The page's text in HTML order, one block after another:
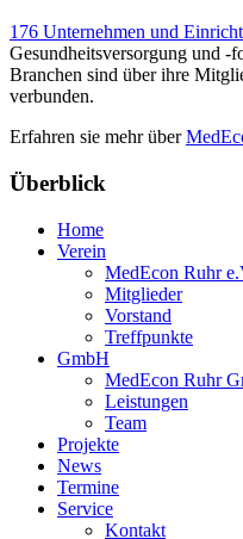
176 Unternehmen und
Gesundheitsversorgung und -
Branchen sind über ihre
verbunden.
Erfahren sie mehr über
Überblick
Home
Verein
MedEcon Ruhr
Mitglieder
Vorstand
Treffpunkte
GmbH
MedEcon Ruhr
Leistungen
Team
Projekte
News
Termine
Service
Kontakt